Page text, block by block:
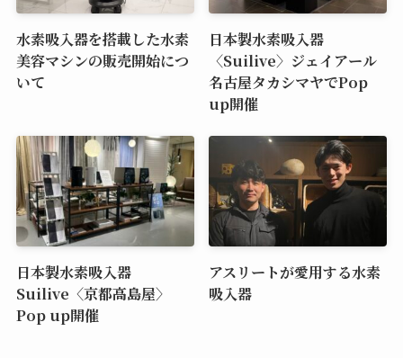
水素吸入器を搭載した水素
美容マシンの販売開始につ
いて
日本製水素吸入器
〈Suilive〉ジェイアール
名古屋タカシマヤでPop
up開催
日本製水素吸入器
Suilive〈京都高島屋〉
Pop up開催
アスリートが愛用する水素
吸入器